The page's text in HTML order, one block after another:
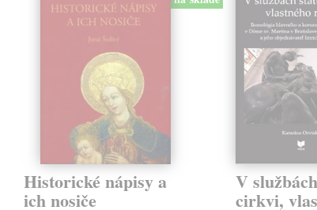
Historické nápisy a
ich nosiče
V
cirkvi,